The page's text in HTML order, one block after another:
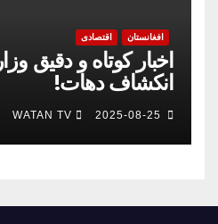
افغانستان اقتصادی
اخبار کوتاه و دقیق
انکشاف دهات!
2025-08-25
WATAN TV